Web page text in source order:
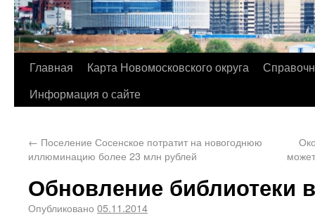
Главная Карта Новомосковского округа
Информация о сайте
← Поселение Сосенское потратит на новогоднюю
иллюминацию более 23 млн рублей
Обновление библиотеки
Опубликовано 05.11.2014